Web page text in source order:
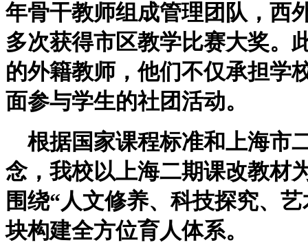
年骨干教师组成管理团队，西
多次获得市区教学比赛大奖。
的外籍教师，他们不仅承担学
面参与学生的社团活动。
根据国家课程标准和上海市
念，我校以上海二期课改教材
围绕“人文修养、科技探究、
块构建全方位育人体系。